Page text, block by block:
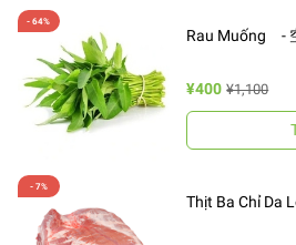
Rau Muống -
¥400 ¥1,100
Thịt Ba Chỉ Da